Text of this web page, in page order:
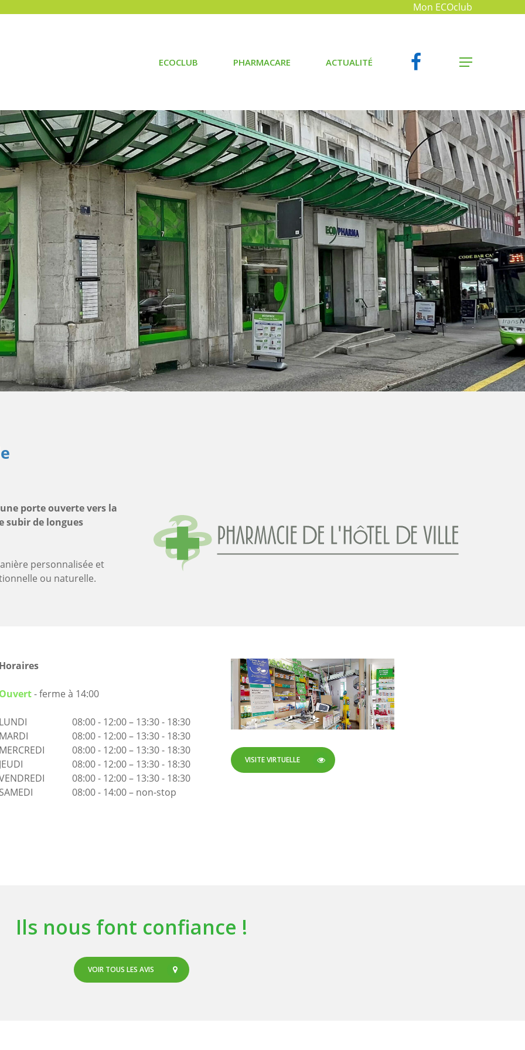
Mon ECOclub
ECOCLUB PHARMACARE ACTUALITÉ FACEBOOK MENU
porte ouverte vers la
subir de longues
personnalisée et
ou naturelle.
Horaires
Ouvert- ferme à 14:00
LUNDI
08:00 - 12:00 – 13:30 - 18:30
MARDI
08:00 - 12:00 – 13:30 - 18:30
MERCREDI
08:00 - 12:00 – 13:30 - 18:30
JEUDI
08:00 - 12:00 – 13:30 - 18:30
08:00 - 12:00 – 13:30 - 18:30
SAMEDI
08:00 - 14:00 – non-stop
VISITE VIRTUELLE
Ils nous font confiance !
VOIR TOUS LES AVIS